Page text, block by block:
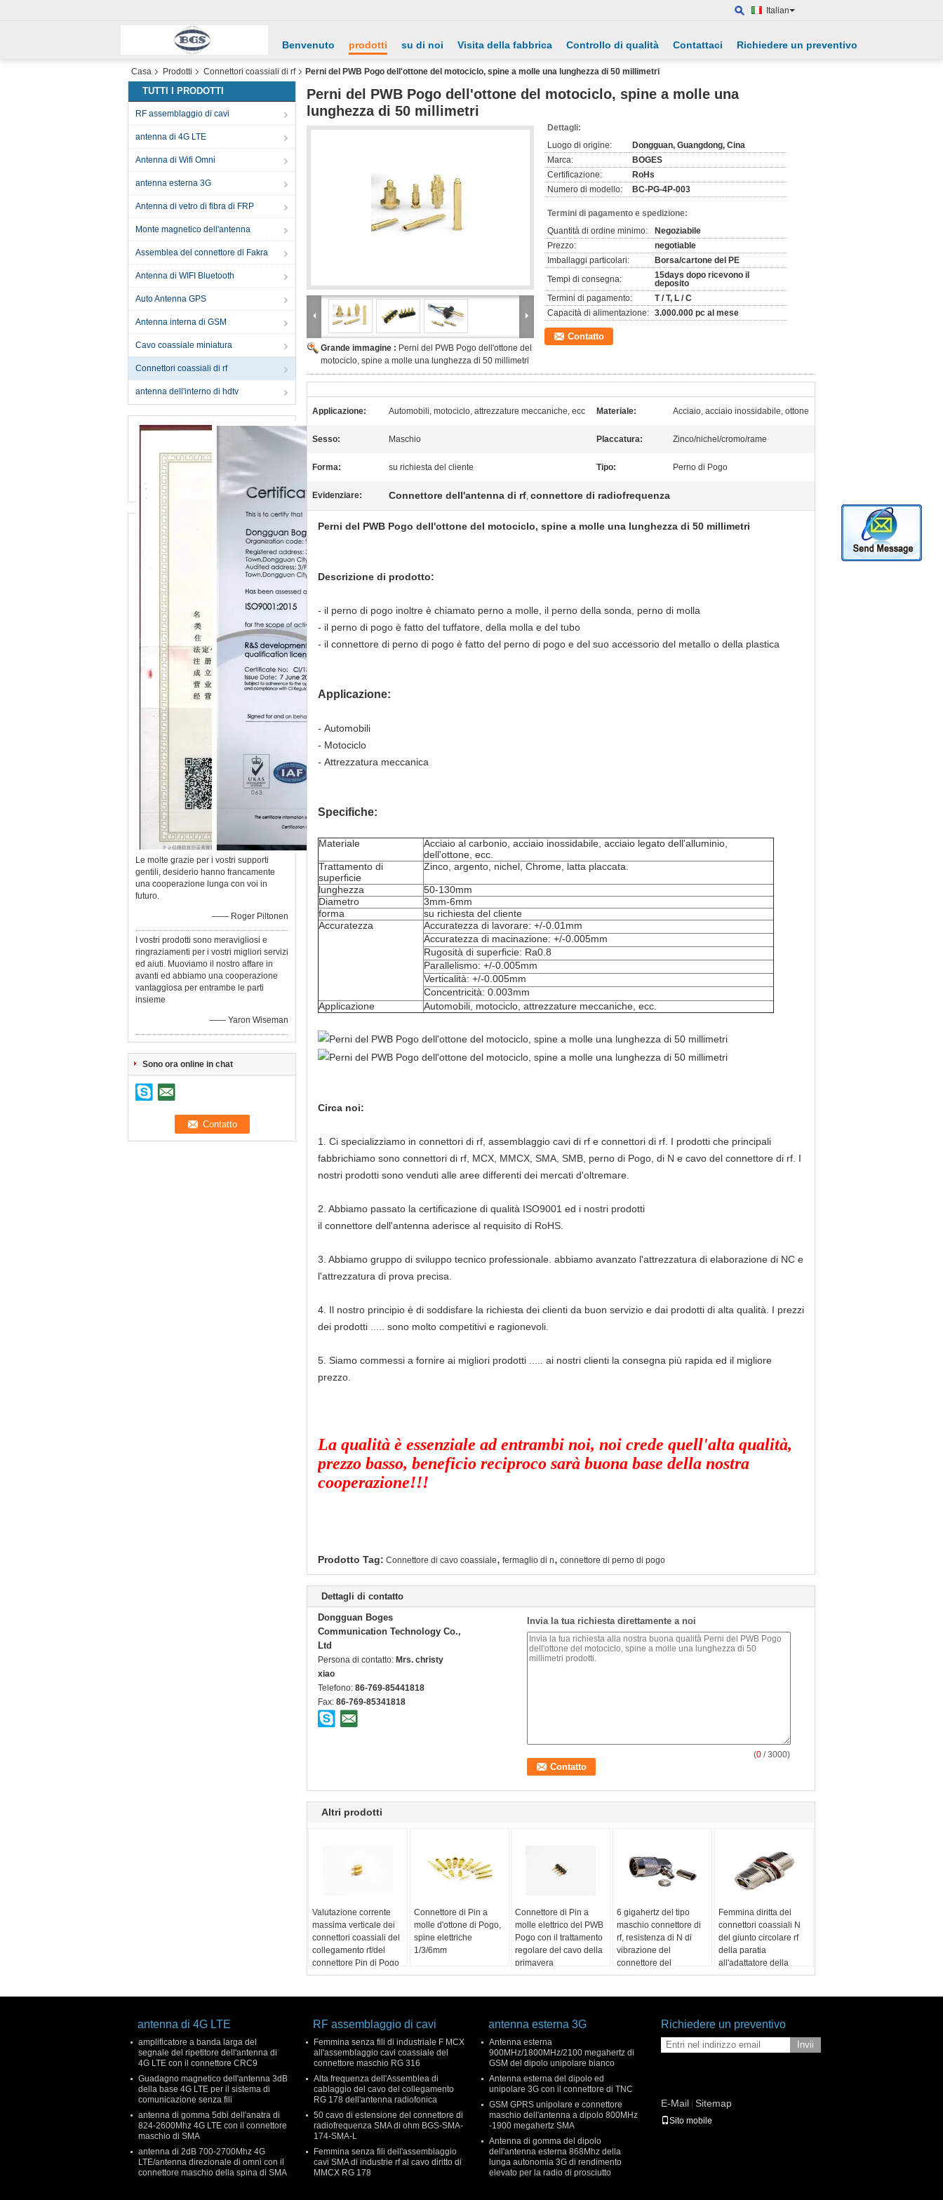
Italian
Benvenuto prodotti su di noi Visita della fabbrica Controllo di qualità Contattaci Richiedere un preventivo
Casa Prodotti Connettori coassiali di rf Perni del PWB Pogo dell'ottone del motociclo, spine a molle una lunghezza di 50 millimetri
TUTTI I PRODOTTI
RF assemblaggio di cavi
antenna di 4G LTE
Antenna di Wifi Omni
antenna esterna 3G
Antenna di vetro di fibra di FRP
Monte magnetico dell'antenna
Assemblea del connettore di Fakra
Antenna di WIFI Bluetooth
Auto Antenna GPS
Antenna interna di GSM
Cavo coassiale miniatura
Connettori coassiali di rf
antenna dell'interno di hdtv
Le molte grazie per i vostri supporti
gentili, desiderio hanno francamente
una cooperazione lunga con voi in
futuro.
—— Roger Piltonen
I vostri prodotti sono meravigliosi e
ringraziamenti per i vostri migliori servizi
ed aiuti. Muoviamo il nostro affare in
avanti ed abbiamo una cooperazione
vantaggiosa per entrambe le parti
insieme
—— Yaron Wiseman
Sono ora online in chat
Perni del PWB Pogo dell'ottone del motociclo, spine a molle una
lunghezza di 50 millimetri
Grande immagine : Perni del PWB Pogo dell'ottone del
motociclo, spine a molle una lunghezza di 50 millimetri
Dettagli:
Luogo di origine:
Dongguan, Guangdong, Cina
Marca:
BOGES
Certificazione:
RoHs
Numero di modello:
BC-PG-4P-003
Termini di pagamento e spedizione:
Quantità di ordine minimo:
Negoziabile
Prezzo:
negotiable
Imballaggi particolari:
Borsa/cartone del PE
Tempi di consegna:
15days dopo ricevono il
deposito
Termini di pagamento:
T / T, L / C
Capacità di alimentazione: 3.000.000 pc al mese
Contatto
Applicazione: Automobili, motociclo, attrezzature meccaniche, ecc Materiale: Acciaio, acciaio inossidabile, ottone
Sesso: Maschio Placcatura: Zinco/nichel/cromo/rame
Forma: su richiesta del cliente Tipo: Perno di Pogo
Evidenziare: Connettore dell'antenna di rf, connettore di radiofrequenza
Perni del PWB Pogo dell'ottone del motociclo, spine a molle una lunghezza di 50 millimetri
Descrizione di prodotto:
- il perno di pogo inoltre è chiamato perno a molle, il perno della sonda, perno di molla
- il perno di pogo è fatto del tuffatore, della molla e del tubo
- il connettore di perno di pogo è fatto del perno di pogo e del suo accessorio del metallo o della plastica
Applicazione:
- Automobili
- Motociclo
- Attrezzatura meccanica
Specifiche:
Materiale
Acciaio al carbonio, acciaio inossidabile, acciaio legato dell'alluminio,
dell'ottone, ecc.
Trattamento di
superficie
Zinco, argento, nichel, Chrome, latta placcata.
lunghezza
50-130mm
Diametro
3mm-6mm
forma
su richiesta del cliente
Accuratezza
Accuratezza di lavorare: +/-0.01mm
Accuratezza di macinazione: +/-0.005mm
Rugosità di superficie: Ra0.8
Parallelismo: +/-0.005mm
Verticalità: +/-0.005mm
Concentricità: 0.003mm
Applicazione
Automobili, motociclo, attrezzature meccaniche, ecc.
Circa noi:
1. Ci specializziamo in connettori di rf, assemblaggio cavi di rf e connettori di rf. I prodotti che principali
fabbrichiamo sono connettori di rf, MCX, MMCX, SMA, SMB, perno di Pogo, di N e cavo del connettore di rf. I
nostri prodotti sono venduti alle aree differenti dei mercati d'oltremare.
2. Abbiamo passato la certificazione di qualità ISO9001 ed i nostri prodotti
il connettore dell'antenna aderisce al requisito di RoHS.
3. Abbiamo gruppo di sviluppo tecnico professionale. abbiamo avanzato l'attrezzatura di elaborazione di NC e
l'attrezzatura di prova precisa.
4. Il nostro principio è di soddisfare la richiesta dei clienti da buon servizio e dai prodotti di alta qualità. I prezzi
dei prodotti ..... sono molto competitivi e ragionevoli.
5. Siamo commessi a fornire ai migliori prodotti ..... ai nostri clienti la consegna più rapida ed il migliore
prezzo.
La qualità è essenziale ad entrambi noi, noi crede quell'alta qualità,
prezzo basso, beneficio reciproco sarà buona base della nostra
cooperazione!!!
Prodotto Tag: Connettore di cavo coassiale, fermaglio di n, connettore di perno di pogo
Dettagli di contatto
Dongguan Boges
Communication Technology Co.,
Ltd
Persona di contatto: Mrs. christy
xiao
Telefono: 86-769-85441818
Fax: 86-769-85341818
Invia la tua richiesta direttamente a noi
(0 / 3000)
Altri prodotti
Valutazione corrente
massima verticale dei
connettori coassiali del
collegamento rf/del
connettore Pin di Pogo
36V 15A
Connettore di Pin a
molle d'ottone di Pogo,
spine elettriche
1/3/6mm
Connettore di Pin a
molle elettrico del PWB
Pogo con il trattamento
regolare del cavo della
primavera
6 gigahertz del tipo
maschio connettore di
rf, resistenza di N di
vibrazione del
connettore del
coassiale dell'angolo
Femmina diritta dei
connettori coassiali N
del giunto circolare rf
della paratia
all'adattatore della
femmina di N
antenna di 4G LTE
amplificatore a banda larga del
segnale del ripetitore dell'antenna di
4G LTE con il connettore CRC9
Guadagno magnetico dell'antenna 3dB
della base 4G LTE per il sistema di
comunicazione senza fili
antenna di gomma 5dbi dell'anatra di
824-2600Mhz 4G LTE con il connettore
maschio di SMA
antenna di 2dB 700-2700Mhz 4G
LTE/antenna direzionale di omni con il
connettore maschio della spina di SMA
RF assemblaggio di cavi
Femmina senza fili di industriale F MCX
all'assemblaggio cavi coassiale del
connettore maschio RG 316
Alta frequenza dell'Assemblea di
cablaggio del cavo del collegamento
RG 178 dell'antenna radiofonica
50 cavo di estensione del connettore di
radiofrequenza SMA di ohm BGS-SMA-
174-SMA-L
Femmina senza fili dell'assemblaggio
cavi SMA di industrie rf al cavo diritto di
MMCX RG 178
antenna esterna 3G
Antenna esterna
900MHz/1800MHz/2100 megahertz di
GSM del dipolo unipolare bianco
Antenna esterna del dipolo ed
unipolare 3G con il connettore di TNC
GSM GPRS unipolare e connettore
maschio dell'antenna a dipolo 800MHz
-1900 megahertz SMA
Antenna di gomma del dipolo
dell'antenna esterna 868Mhz della
lunga autonomia 3G di rendimento
elevato per la radio di prosciutto
Richiedere un preventivo
Invii
E-Mail | Sitemap
Sito mobile